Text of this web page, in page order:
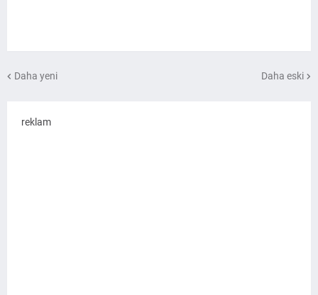
Daha yeni Daha eski
reklam